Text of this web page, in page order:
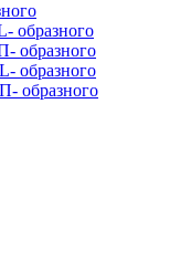
образного
образного
образного
образного